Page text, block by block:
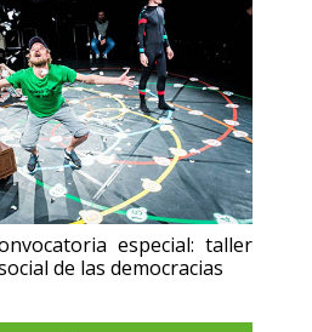
especial: taller
de las democracias